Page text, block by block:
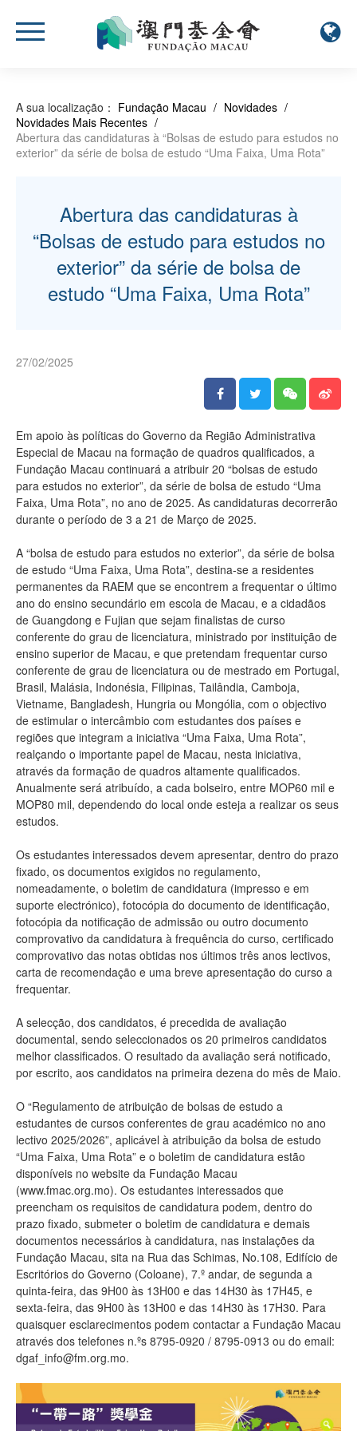
A sua localização： Fundação Macau / Novidades /
Novidades Mais Recentes /
Abertura das candidaturas à “Bolsas de estudo para estudos no
exterior” da série de bolsa de estudo “Uma Faixa, Uma Rota”
Abertura das candidaturas à
“Bolsas de estudo para estudos no
exterior” da série de bolsa de
estudo “Uma Faixa, Uma Rota”
27/02/2025
Em apoio às políticas do Governo da Região Administrativa
Especial de Macau na formação de quadros qualificados, a
Fundação Macau continuará a atribuir 20 “bolsas de estudo
para estudos no exterior”, da série de bolsa de estudo “Uma
Faixa, Uma Rota”, no ano de 2025. As candidaturas decorrerão
durante o período de 3 a 21 de Março de 2025.
A “bolsa de estudo para estudos no exterior”, da série de bolsa
de estudo “Uma Faixa, Uma Rota”, destina-se a residentes
permanentes da RAEM que se encontrem a frequentar o último
ano do ensino secundário em escola de Macau, e a cidadãos
de Guangdong e Fujian que sejam finalistas de curso
conferente do grau de licenciatura, ministrado por instituição de
ensino superior de Macau, e que pretendam frequentar curso
conferente de grau de licenciatura ou de mestrado em Portugal,
Brasil, Malásia, Indonésia, Filipinas, Tailândia, Camboja,
Vietname, Bangladesh, Hungria ou Mongólia, com o objectivo
de estimular o intercâmbio com estudantes dos países e
regiões que integram a iniciativa “Uma Faixa, Uma Rota”,
realçando o importante papel de Macau, nesta iniciativa,
através da formação de quadros altamente qualificados.
Anualmente será atribuído, a cada bolseiro, entre MOP60 mil e
MOP80 mil, dependendo do local onde esteja a realizar os seus
estudos.
Os estudantes interessados devem apresentar, dentro do prazo
fixado, os documentos exigidos no regulamento,
nomeadamente, o boletim de candidatura (impresso e em
suporte electrónico), fotocópia do documento de identificação,
fotocópia da notificação de admissão ou outro documento
comprovativo da candidatura à frequência do curso, certificado
comprovativo das notas obtidas nos últimos três anos lectivos,
carta de recomendação e uma breve apresentação do curso a
frequentar.
A selecção, dos candidatos, é precedida de avaliação
documental, sendo seleccionados os 20 primeiros candidatos
melhor classificados. O resultado da avaliação será notificado,
por escrito, aos candidatos na primeira dezena do mês de Maio.
O “Regulamento de atribuição de bolsas de estudo a
estudantes de cursos conferentes de grau académico no ano
lectivo 2025/2026”, aplicável à atribuição da bolsa de estudo
“Uma Faixa, Uma Rota” e o boletim de candidatura estão
disponíveis no website da Fundação Macau
(www.fmac.org.mo). Os estudantes interessados que
preencham os requisitos de candidatura podem, dentro do
prazo fixado, submeter o boletim de candidatura e demais
documentos necessários à candidatura, nas instalações da
Fundação Macau, sita na Rua das Schimas, No.108, Edifício de
Escritórios do Governo (Coloane), 7.º andar, de segunda a
quinta-feira, das 9H00 às 13H00 e das 14H30 às 17H45, e
sexta-feira, das 9H00 às 13H00 e das 14H30 às 17H30. Para
quaisquer esclarecimentos podem contactar a Fundação Macau
através dos telefones n.ºs 8795-0920 / 8795-0913 ou do email:
dgaf_info@fm.org.mo.